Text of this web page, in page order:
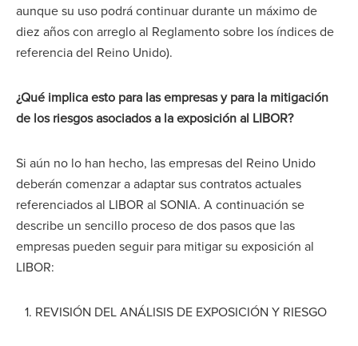
aunque su uso podrá continuar durante un máximo de
diez años con arreglo al Reglamento sobre los índices de
referencia del Reino Unido).
¿Qué implica esto para las empresas y para la mitigación
de los riesgos asociados a la exposición al LIBOR?
Si aún no lo han hecho, las empresas del Reino Unido
deberán comenzar a adaptar sus contratos actuales
referenciados al LIBOR al SONIA. A continuación se
describe un sencillo proceso de dos pasos que las
empresas pueden seguir para mitigar su exposición al
LIBOR:
1. REVISIÓN DEL ANÁLISIS DE EXPOSICIÓN Y RIESGO